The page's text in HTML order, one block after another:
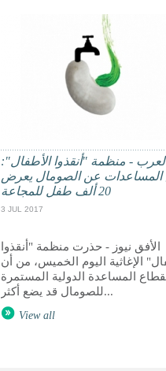
- منظمة "أنقذوا الأطفال":
عن الصومال يعرض
20 ألف طفل للمجاعة
3 JUL 2017
الأفق نيوز - حذرت منظمة "أنقذوا
الإغاثية اليوم الخميس، من أن
المساعدة الدولية المستمرة
للصومال قد يضع أكثر...
View all